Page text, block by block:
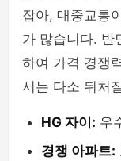
잡아, 대중교통
가 많습니다. 반
하여 가격 경쟁
서는 다소 뒤처
HG 자이: 우
경쟁 아파트: